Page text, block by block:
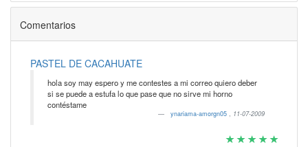
Comentarios
PASTEL DE CACAHUATE
hola soy may espero y me contestes a mi correo quiero deber
si se puede a estufa lo que pase que no sirve mi horno
contéstame
ynariama-amorgn05 , 11-07-2009